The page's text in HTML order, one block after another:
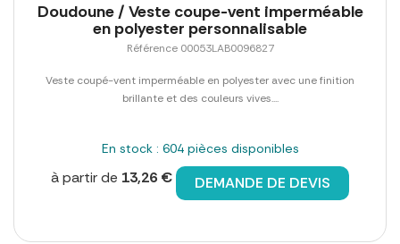
Doudoune / Veste coupe-vent imperméable
en polyester personnalisable
Référence 00053LAB0096827
Veste coupé-vent imperméable en polyester avec une finition
brillante et des couleurs vives....
En stock : 604 pièces disponibles
à partir de 13,26 € DEMANDE DE DEVIS